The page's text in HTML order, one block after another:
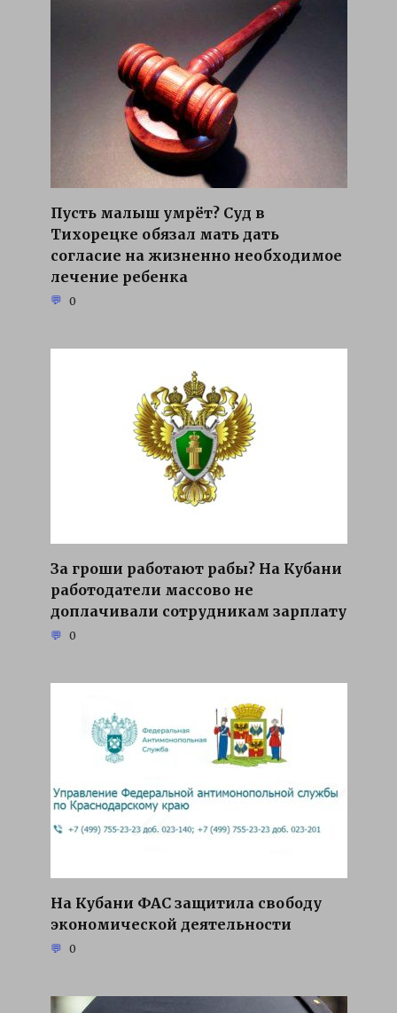
Пусть малыш умрёт? Суд в
Тихорецке обязал мать дать
согласие на жизненно необходимое
лечение ребенка
0
За гроши работают рабы? На Кубани
работодатели массово не
доплачивали сотрудникам зарплату
0
На Кубани ФАС защитила свободу
экономической деятельности
0